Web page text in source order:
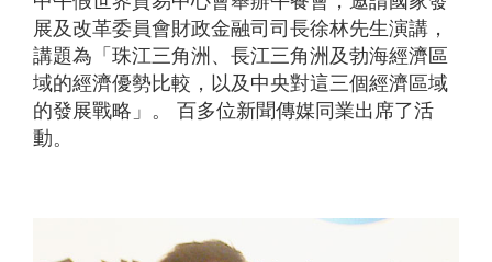
展及改革委員會財政金融司司長徐林先生演講，
講題為「珠江三角洲、長江三角洲及勃海經濟區
域的經濟優勢比較，以及中央對這三個經濟區域
的發展戰略」。 百多位新聞傳媒同業出席了活
動。